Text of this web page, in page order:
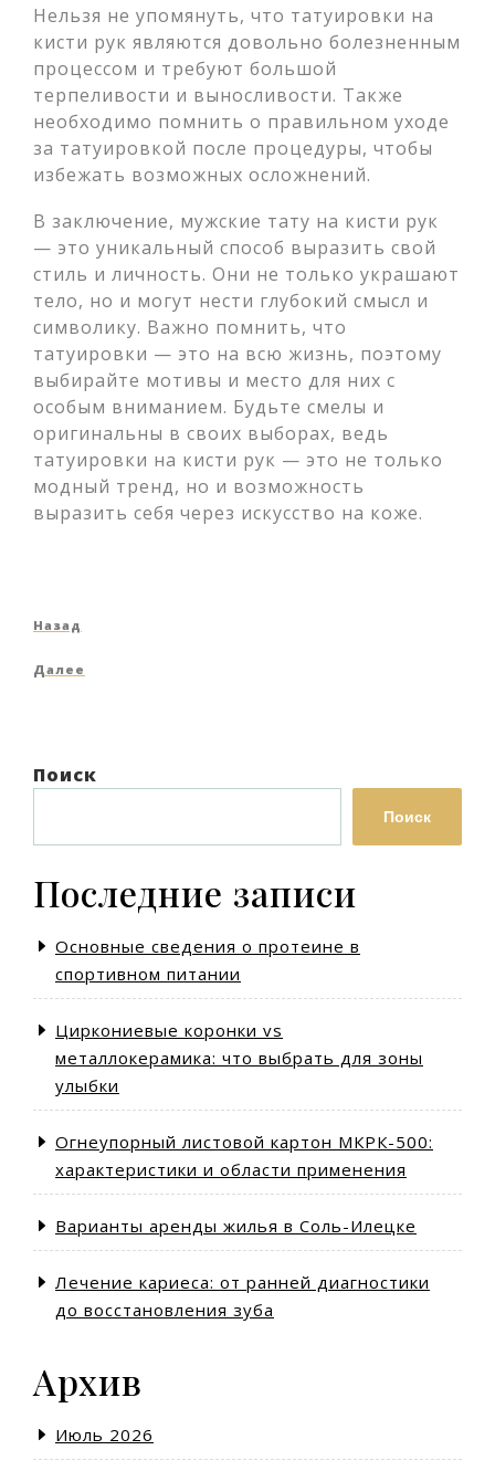
Нельзя не упомянуть, что татуировки на
кисти рук являются довольно болезненным
процессом и требуют большой
терпеливости и выносливости. Также
необходимо помнить о правильном уходе
за татуировкой после процедуры, чтобы
избежать возможных осложнений.
В заключение, мужские тату на кисти рук
— это уникальный способ выразить свой
стиль и личность. Они не только украшают
тело, но и могут нести глубокий смысл и
символику. Важно помнить, что
татуировки — это на всю жизнь, поэтому
выбирайте мотивы и место для них с
особым вниманием. Будьте смелы и
оригинальны в своих выборах, ведь
татуировки на кисти рук — это не только
модный тренд, но и возможность
выразить себя через искусство на коже.
Навигация
по
Предыдущая
Назад
Следующая
Далее
Поиск
Поиск
Последние записи
Основные сведения о протеине в
спортивном питании
Циркониевые коронки vs
металлокерамика: что выбрать для зоны
улыбки
Огнеупорный листовой картон МКРК-500:
характеристики и области применения
Варианты аренды жилья в Соль-Илецке
Лечение кариеса: от ранней диагностики
до восстановления зуба
Архив
Июль 2026